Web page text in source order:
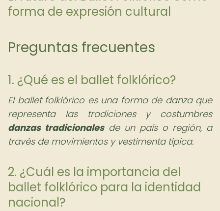
forma de expresión cultural
Preguntas frecuentes
1. ¿Qué es el ballet folklórico?
El ballet folklórico es una forma de danza que
representa las tradiciones y costumbres
danzas tradicionalesde un país o región, a
través de movimientos y vestimenta típica.
2. ¿Cuál es la importancia del
ballet folklórico para la identidad
nacional?